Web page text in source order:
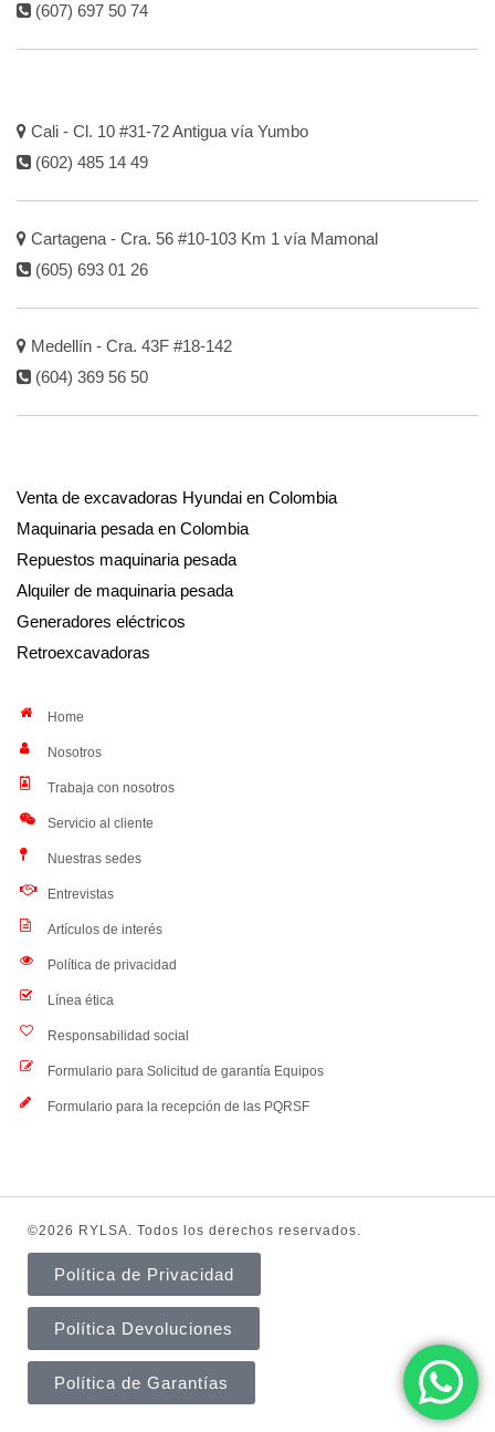
(607) 697 50 74
Cali - Cl. 10 #31-72 Antigua vía Yumbo
(602) 485 14 49
Cartagena - Cra. 56 #10-103 Km 1 vía Mamonal
(605) 693 01 26
Medellín - Cra. 43F #18-142
(604) 369 56 50
Venta de excavadoras Hyundai en Colombia
Maquinaria pesada en Colombia
Repuestos maquinaria pesada
Alquiler de maquinaria pesada
Generadores eléctricos
Retroexcavadoras
Home
Nosotros
Trabaja con nosotros
Servicio al cliente
Nuestras sedes
Entrevistas
Artículos de interés
Política de privacidad
Línea ética
Responsabilidad social
Formulario para Solicitud de garantía Equipos
Formulario para la recepción de las PQRSF
©2026 RYLSA. Todos los derechos reservados.
Política de Privacidad
Política Devoluciones
Política de Garantías